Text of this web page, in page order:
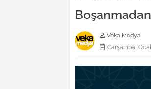
Veka Medya
Çarşamba,